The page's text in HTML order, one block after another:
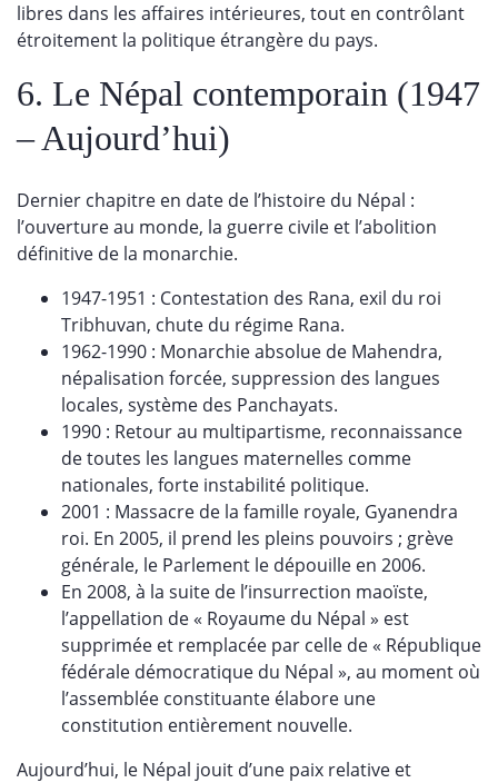
libres dans les affaires intérieures, tout en contrôlant
étroitement la politique étrangère du pays.
6. Le Népal contemporain (1947
– Aujourd’hui)
Dernier chapitre en date de l’histoire du Népal :
l’ouverture au monde, la guerre civile et l’abolition
définitive de la monarchie.
1947-1951 : Contestation des Rana, exil du roi
Tribhuvan, chute du régime Rana.
1962-1990 : Monarchie absolue de Mahendra,
népalisation forcée, suppression des langues
locales, système des Panchayats.
1990 : Retour au multipartisme, reconnaissance
de toutes les langues maternelles comme
nationales, forte instabilité politique.
2001 : Massacre de la famille royale, Gyanendra
roi. En 2005, il prend les pleins pouvoirs ; grève
générale, le Parlement le dépouille en 2006.
En 2008, à la suite de l’insurrection maoïste,
l’appellation de « Royaume du Népal » est
supprimée et remplacée par celle de « République
fédérale démocratique du Népal », au moment où
l’assemblée constituante élabore une
constitution entièrement nouvelle.
Aujourd’hui, le Népal jouit d’une paix relative et